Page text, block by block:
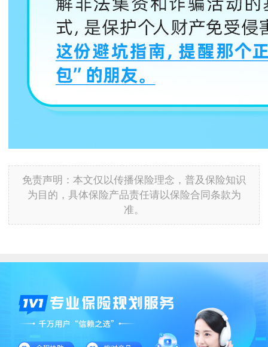
免责声明：本文仅以传播保险理念，普及保险知识
为目的，具体保险产品责任请以保险合同条款为
准。